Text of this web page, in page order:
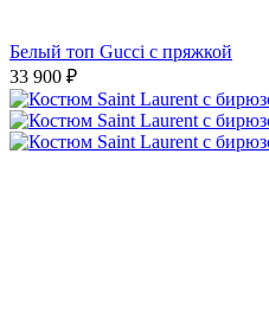
Белый топ Gucci с пряжкой
33 900 ₽